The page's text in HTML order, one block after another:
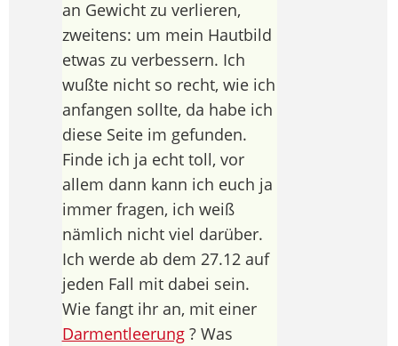
an Gewicht zu verlieren,
zweitens: um mein Hautbild
etwas zu verbessern. Ich
wußte nicht so recht, wie ich
anfangen sollte, da habe ich
diese Seite im gefunden.
Finde ich ja echt toll, vor
allem dann kann ich euch ja
immer fragen, ich weiß
nämlich nicht viel darüber.
Ich werde ab dem 27.12 auf
jeden Fall mit dabei sein.
Wie fangt ihr an, mit einer
Darmentleerung? Was